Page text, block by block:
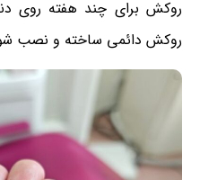
روکش برای چند هفته روی
روکش دائمی ساخته و نصب